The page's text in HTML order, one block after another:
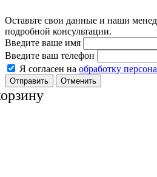
Оставьте свои данные и наши
подробной консультации.
Введите ваше имя
Введите ваш телефон
Я согласен на обработку
Отменить